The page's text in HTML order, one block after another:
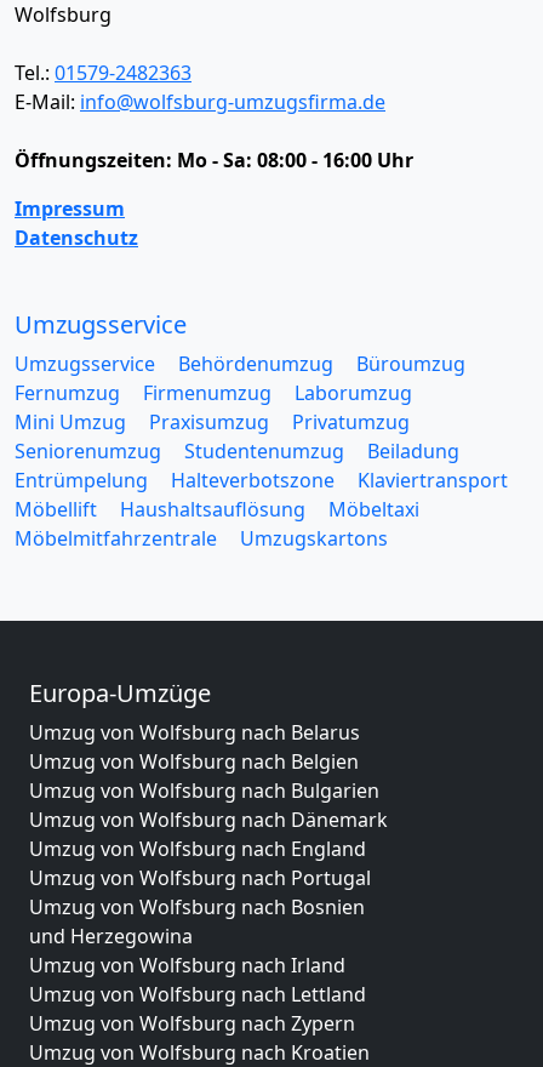
Wolfsburg
Tel.: 01579-2482363
E-Mail: info@wolfsburg-umzugsfirma.de
Öffnungszeiten: Mo - Sa: 08:00 - 16:00 Uhr
Impressum
Datenschutz
Umzugsservice
Umzugsservice Behördenumzug
Büroumzug
Fernumzug
Firmenumzug
Laborumzug
Mini Umzug
Praxisumzug
Privatumzug
Seniorenumzug
Studentenumzug
Beiladung
Entrümpelung
Halteverbotszone
Klaviertransport
Möbellift
Haushaltsauflösung
Möbeltaxi
Möbelmitfahrzentrale
Umzugskartons
Europa-Umzüge
Umzug von Wolfsburg nach Belarus
Umzug von Wolfsburg nach Belgien
Umzug von Wolfsburg nach Bulgarien
Umzug von Wolfsburg nach Dänemark
Umzug von Wolfsburg nach England
Umzug von Wolfsburg nach Portugal
Umzug von Wolfsburg nach Bosnien
und Herzegowina
Umzug von Wolfsburg nach Irland
Umzug von Wolfsburg nach Lettland
Umzug von Wolfsburg nach Zypern
Umzug von Wolfsburg nach Kroatien